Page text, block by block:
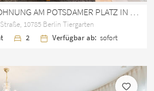
MÖBLIERTE 3-ZIMMER-WOHNUNG AM POTSDAMER PLATZ IN BERLIN TIERGARTEN
10785 Berlin Tiergarten
2 Verfügbar ab: sofort